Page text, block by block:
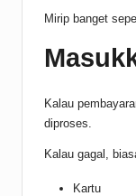
Mirip banget
Kalau
diproses.
Kalau gagal,
Kartu